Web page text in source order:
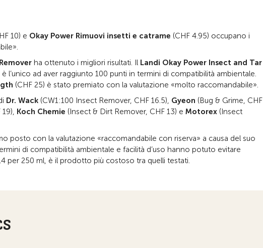
10) e Okay Power Rimuovi insetti e catrame (CHF 4.95) occupano i
ha ottenuto i migliori risultati. Il Landi Okay Power Insect and Tar
ad aver raggiunto 100 punti in termini di compatibilità ambientale.
(CHF 25) è stato premiato con la valutazione «molto raccomandabile».
Dr. Wack (CW1:100 Insect Remover, CHF 16.5), Gyeon (Bug & Grime, CHF
Koch Chemie (Insect & Dirt Remover, CHF 13) e Motorex (Insect
posto con la valutazione «raccomandabile con riserva» a causa del suo
di compatibilità ambientale e facilità d’uso hanno potuto evitare
per 250 ml, è il prodotto più costoso tra quelli testati.